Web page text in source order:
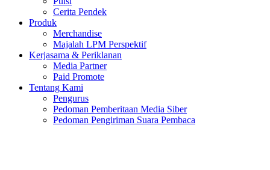
Cerita Pendek
Produk
Merchandise
Majalah LPM Perspektif
Kerjasama & Periklanan
Media Partner
Paid Promote
Tentang Kami
Pengurus
Pedoman Pemberitaan Media Siber
Pedoman Pengiriman Suara Pembaca